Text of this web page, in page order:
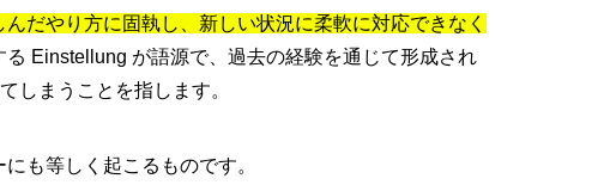
だやり方に固執し、新しい状況に柔軟に対応できなく
Einstellung が語源で、過去の経験を通じて形成され
しまうことを指します。
も等しく起こるものです。